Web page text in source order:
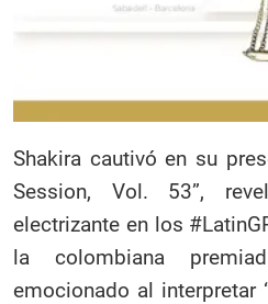
Shakira cautivó en su
Session, Vol. 53”,
electrizante en los
la colombiana
emocionado al interpretar